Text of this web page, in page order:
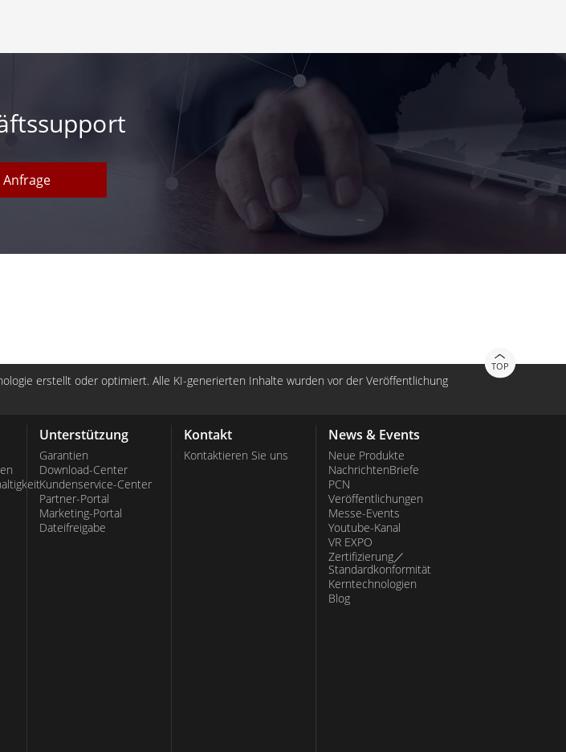
Anfrage
TOP
erstellt oder optimiert. Alle KI-generierten Inhalte wurden vor der Veröffentlichung
Unterstützung
Garantien
Download-Center
Kundenservice-Center
Partner-Portal
Marketing-Portal
Dateifreigabe
Kontakt
Kontaktieren Sie uns
News & Events
Neue Produkte
NachrichtenBriefe
PCN
Veröffentlichungen
Messe-Events
Youtube-Kanal
VR EXPO
Zertifizierung／
Standardkonformität
Kerntechnologien
Blog